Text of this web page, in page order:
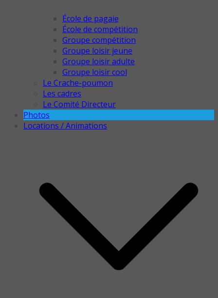
École de pagaie
École de compétition
Groupe compétition
Groupe loisir jeune
Groupe loisir adulte
Groupe loisir cool
Le Crache-poumon
Les cadres
Le Comité Directeur
Photos
Locations / Animations